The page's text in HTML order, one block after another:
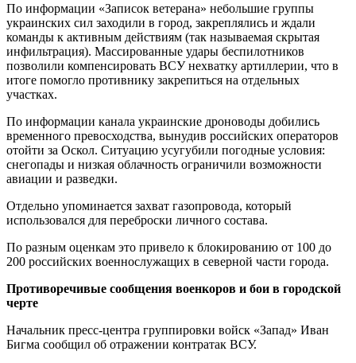
По информации «Записок ветерана» небольшие группы
украинских сил заходили в город, закреплялись и ждали
команды к активным действиям (так называемая скрытая
инфильтрация). Массированные удары беспилотников
позволили компенсировать ВСУ нехватку артиллерии, что в
итоге помогло противнику закрепиться на отдельных
участках.
По информации канала украинские дроноводы добились
временного превосходства, вынудив российских операторов
отойти за Оскол. Ситуацию усугубили погодные условия:
снегопады и низкая облачность ограничили возможности
авиации и разведки.
Отдельно упоминается захват газопровода, который
использовался для переброски личного состава.
По разным оценкам это привело к блокированию от 100 до
200 российских военнослужащих в северной части города.
Противоречивые сообщения военкоров и бои в городской
черте
Начальник пресс-центра группировки войск «Запад» Иван
Бигма сообщил об отражении контратак ВСУ.